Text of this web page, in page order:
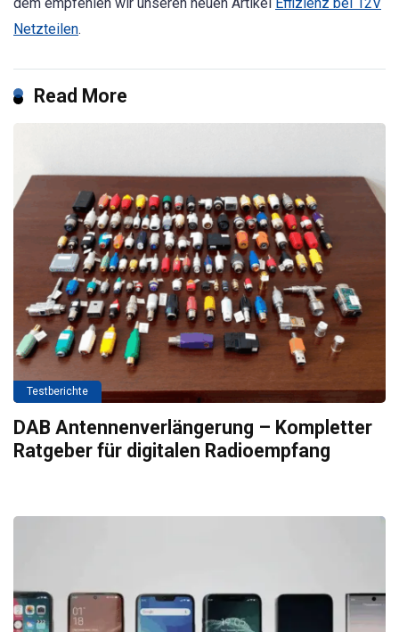
Netzteilen.
Read More
Testberichte
DAB Antennenverlängerung – Kompletter
Ratgeber für digitalen Radioempfang